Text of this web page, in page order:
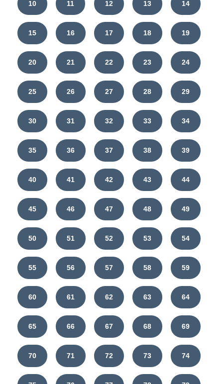
10 11 12 13 14
15 16 17 18 19
20 21 22 23 24
25 26 27 28 29
30 31 32 33 34
35 36 37 38 39
40 41 42 43 44
45 46 47 48 49
50 51 52 53 54
55 56 57 58 59
60 61 62 63 64
65 66 67 68 69
70 71 72 73 74